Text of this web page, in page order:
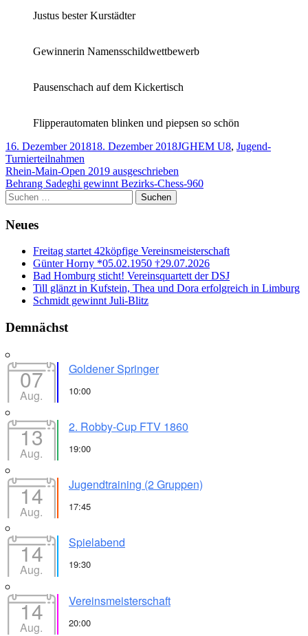
Justus bester Kurstädter
Gewinnerin Namensschildwettbewerb
Pausenschach auf dem Kickertisch
Flipperautomaten blinken und piepsen so schön
Veröffentlicht
am
16. Dezember 201818. Dezember 2018Autor
JGKategorien
HEM U8, Jugend-
Turnierteilnahmen
Beitragsnavigation
Vorheriger
Beitrag:
Rhein-Main-Open 2019 ausgeschrieben
Nächster
Beitrag
Behrang Sadeghi gewinnt Bezirks-Chess-960
Haupt-
Seitenleiste
Suchen
nach:
Neues
Freitag startet 42köpfige Vereinsmeisterschaft
Günter Horny *05.02.1950 †29.07.2026
Bad Homburg sticht! Vereinsquartett der DSJ
Till glänzt in Kufstein, Thea und Dora erfolgreich in Limburg
Schmidt gewinnt Juli-Blitz
Demnächst
07
Aug.
Goldener Springer
10:00
13
Aug.
2. Robby-Cup FTV 1860
19:00
14
Aug.
Jugendtraining (2 Gruppen)
17:45
14
Aug.
Spielabend
19:30
14
Aug.
Vereinsmeisterschaft
20:00